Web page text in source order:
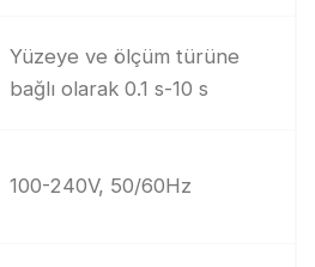
Yüzeye ve ölçüm türüne
bağlı olarak 0.1 s-10 s
100-240V, 50/60Hz